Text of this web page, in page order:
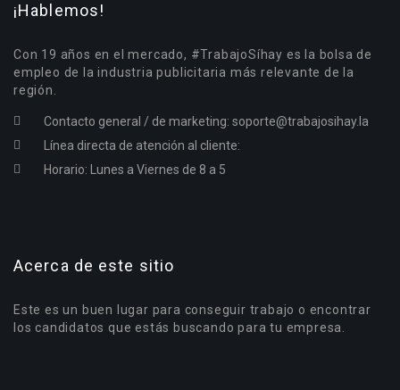
¡Hablemos!
Con 19 años en el mercado, #TrabajoSíhay es la bolsa de
empleo de la industria publicitaria más relevante de la
región.
Contacto general / de marketing: soporte@trabajosihay.la
Línea directa de atención al cliente:
Horario: Lunes a Viernes de 8 a 5
Acerca de este sitio
Este es un buen lugar para conseguir trabajo o encontrar
los candidatos que estás buscando para tu empresa.